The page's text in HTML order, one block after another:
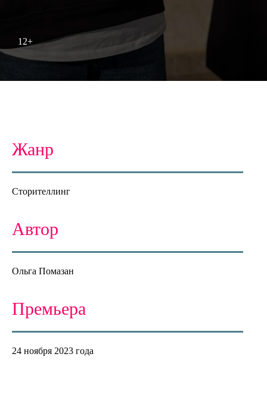
12+
Жанр
Сторителлинг
Автор
Ольга Помазан
Премьера
24 ноября 2023 года